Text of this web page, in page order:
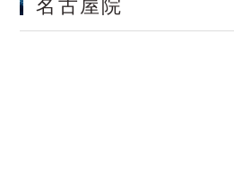
名古屋院